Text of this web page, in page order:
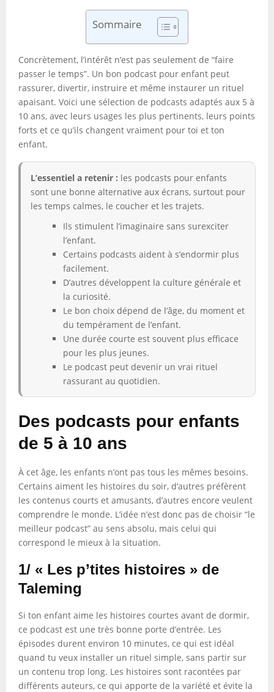
Sommaire
Concrètement, l’intérêt n’est pas seulement de “faire
passer le temps”. Un bon podcast pour enfant peut
rassurer, divertir, instruire et même instaurer un rituel
apaisant. Voici une sélection de podcasts adaptés aux 5 à
10 ans, avec leurs usages les plus pertinents, leurs points
forts et ce qu’ils changent vraiment pour toi et ton
enfant.
L’essentiel a retenir : les podcasts pour enfants
sont une bonne alternative aux écrans, surtout pour
les temps calmes, le coucher et les trajets.
Ils stimulent l’imaginaire sans surexciter
l’enfant.
Certains podcasts aident à s’endormir plus
facilement.
D’autres développent la culture générale et
la curiosité.
Le bon choix dépend de l’âge, du moment et
du tempérament de l’enfant.
Une durée courte est souvent plus efficace
pour les plus jeunes.
Le podcast peut devenir un vrai rituel
rassurant au quotidien.
Des podcasts pour enfants
de 5 à 10 ans
À cet âge, les enfants n’ont pas tous les mêmes besoins.
Certains aiment les histoires du soir, d’autres préfèrent
les contenus courts et amusants, d’autres encore veulent
comprendre le monde. L’idée n’est donc pas de choisir “le
meilleur podcast” au sens absolu, mais celui qui
correspond le mieux à la situation.
1/ « Les p’tites histoires » de
Taleming
Si ton enfant aime les histoires courtes avant de dormir,
ce podcast est une très bonne porte d’entrée. Les
épisodes durent environ 10 minutes, ce qui est idéal
quand tu veux installer un rituel simple, sans partir sur
un contenu trop long. Les histoires sont racontées par
différents auteurs, ce qui apporte de la variété et évite la